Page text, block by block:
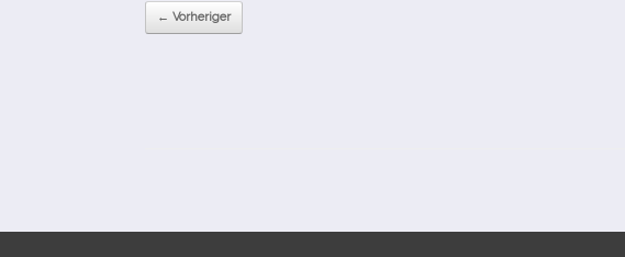
← Vorheriger